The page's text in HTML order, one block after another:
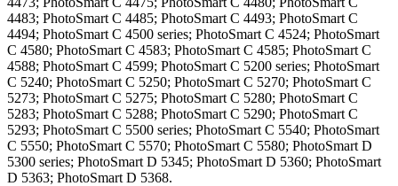
4483; PhotoSmart C 4485; PhotoSmart C 4493; PhotoSmart C
4494; PhotoSmart C 4500 series; PhotoSmart C 4524; PhotoSmart
C 4580; PhotoSmart C 4583; PhotoSmart C 4585; PhotoSmart C
4588; PhotoSmart C 4599; PhotoSmart C 5200 series; PhotoSmart
C 5240; PhotoSmart C 5250; PhotoSmart C 5270; PhotoSmart C
5273; PhotoSmart C 5275; PhotoSmart C 5280; PhotoSmart C
5283; PhotoSmart C 5288; PhotoSmart C 5290; PhotoSmart C
5293; PhotoSmart C 5500 series; PhotoSmart C 5540; PhotoSmart
C 5550; PhotoSmart C 5570; PhotoSmart C 5580; PhotoSmart D
5300 series; PhotoSmart D 5345; PhotoSmart D 5360; PhotoSmart
D 5363; PhotoSmart D 5368.